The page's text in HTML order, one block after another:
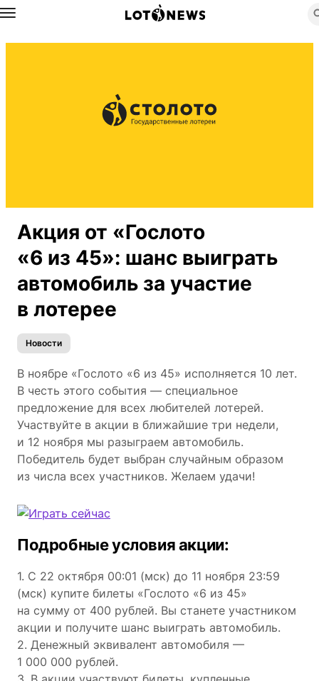
Назад
Акция от «Гослото
«6 из 45»: шанс выиграть
автомобиль за участие
в лотерее
Новости
В ноябре «Гослото «6 из 45» исполняется 10 лет.
В честь этого события — специальное
предложение для всех любителей лотерей.
Участвуйте в акции в ближайшие три недели,
и 12 ноября мы разыграем автомобиль.
Победитель будет выбран случайным образом
из числа всех участников. Желаем удачи!
Подробные условия акции:
1. С 22 октября 00:01 (мск) до 11 ноября 23:59
(мск) купите билеты «Гослото «6 из 45»
на сумму от 400 рублей. Вы станете участником
акции и получите шанс выиграть автомобиль.
2. Денежный эквивалент автомобиля —
1 000 000 рублей.